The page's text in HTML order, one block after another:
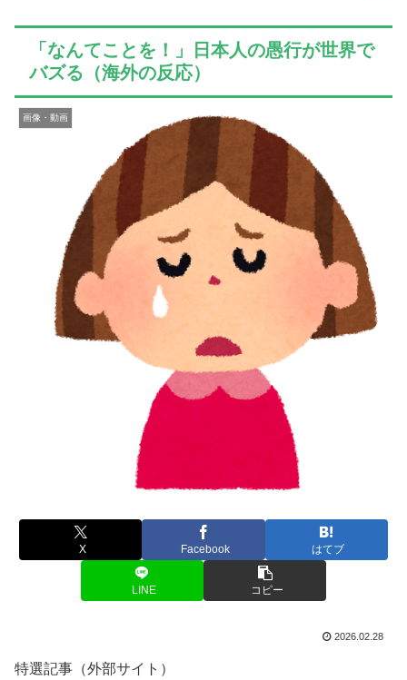
い・・・」
→...
われ...
品なんだ
よ...
「なんてことを！」日本人の愚行が世界で
バズる（海外の反応）
画像・動画
X Facebook はてブ
LINE コピー
2026.02.28
特選記事（外部サイト）